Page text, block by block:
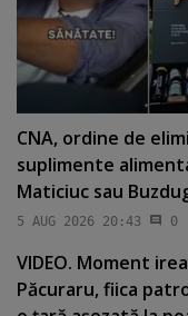
CNA, ordine de
suplimente
Maticiuc sau
5 AUG 2026 20:43 0
VIDEO. Moment
Păcuraru, fiica